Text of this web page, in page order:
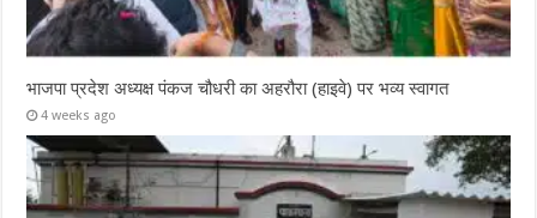
भाजपा प्रदेश अध्यक्ष पंकज चौधरी का अहरौरा (हाइवे) पर भव्य स्वागत
4 weeks ago